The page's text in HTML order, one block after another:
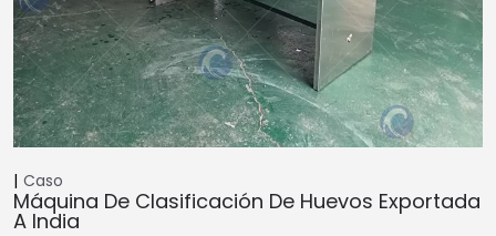
Caso
Máquina De Clasificación De Huevos Exportada
A India